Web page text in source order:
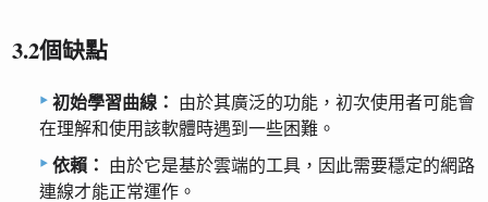
3.2個缺點
初始學習曲線：
由於其廣泛的功能，初次使用者可能會
在理解和使用該軟體時遇到一些困難。
依賴：
由於它是基於雲端的工具，因此需要穩定的網路
連線才能正常運作。